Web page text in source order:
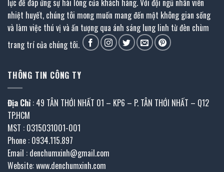
lực để đáp ứng sự hài lòng của khách hàng. Với đội ngũ nhân viên
nhiệt huyết, chúng tôi mong muốn mang đến một không gian sống
và làm việc thú vị và ấn tượng qua ánh sáng lung linh từ đèn chùm
trang trí của chúng tôi.
THÔNG TIN CÔNG TY
Địa Chỉ : 49 TÂN THỚI NHẤT 01 – KP6 – P. TÂN THỚI NHẤT – Q12
TP.HCM
MST : 0315031001-001
Phone : 0934.115.897
Email : denchumxinh@gmail.com
Website: www.denchumxinh.com